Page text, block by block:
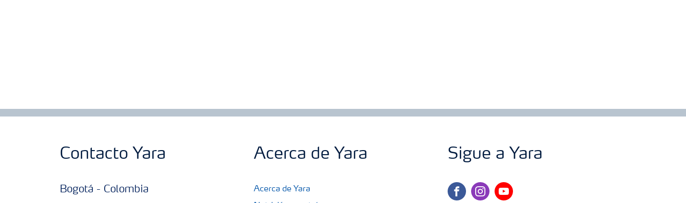
Contacto Yara
Bogotá - Colombia
Acerca de Yara
Acerca de Yara
Sigue a Yara
facebookinstagram
youtube